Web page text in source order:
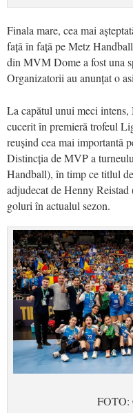
Finala mare, cea mai
față în față pe Metz
din MVM Dome a fost una
Organizatorii au anunțat o
La capătul unui meci
cucerit în premieră trofeul
reușind cea mai importantă
Distincția de MVP a
Handball), în timp ce titlul
adjudecat de Henny
goluri în actualul sezon.
FOTO: